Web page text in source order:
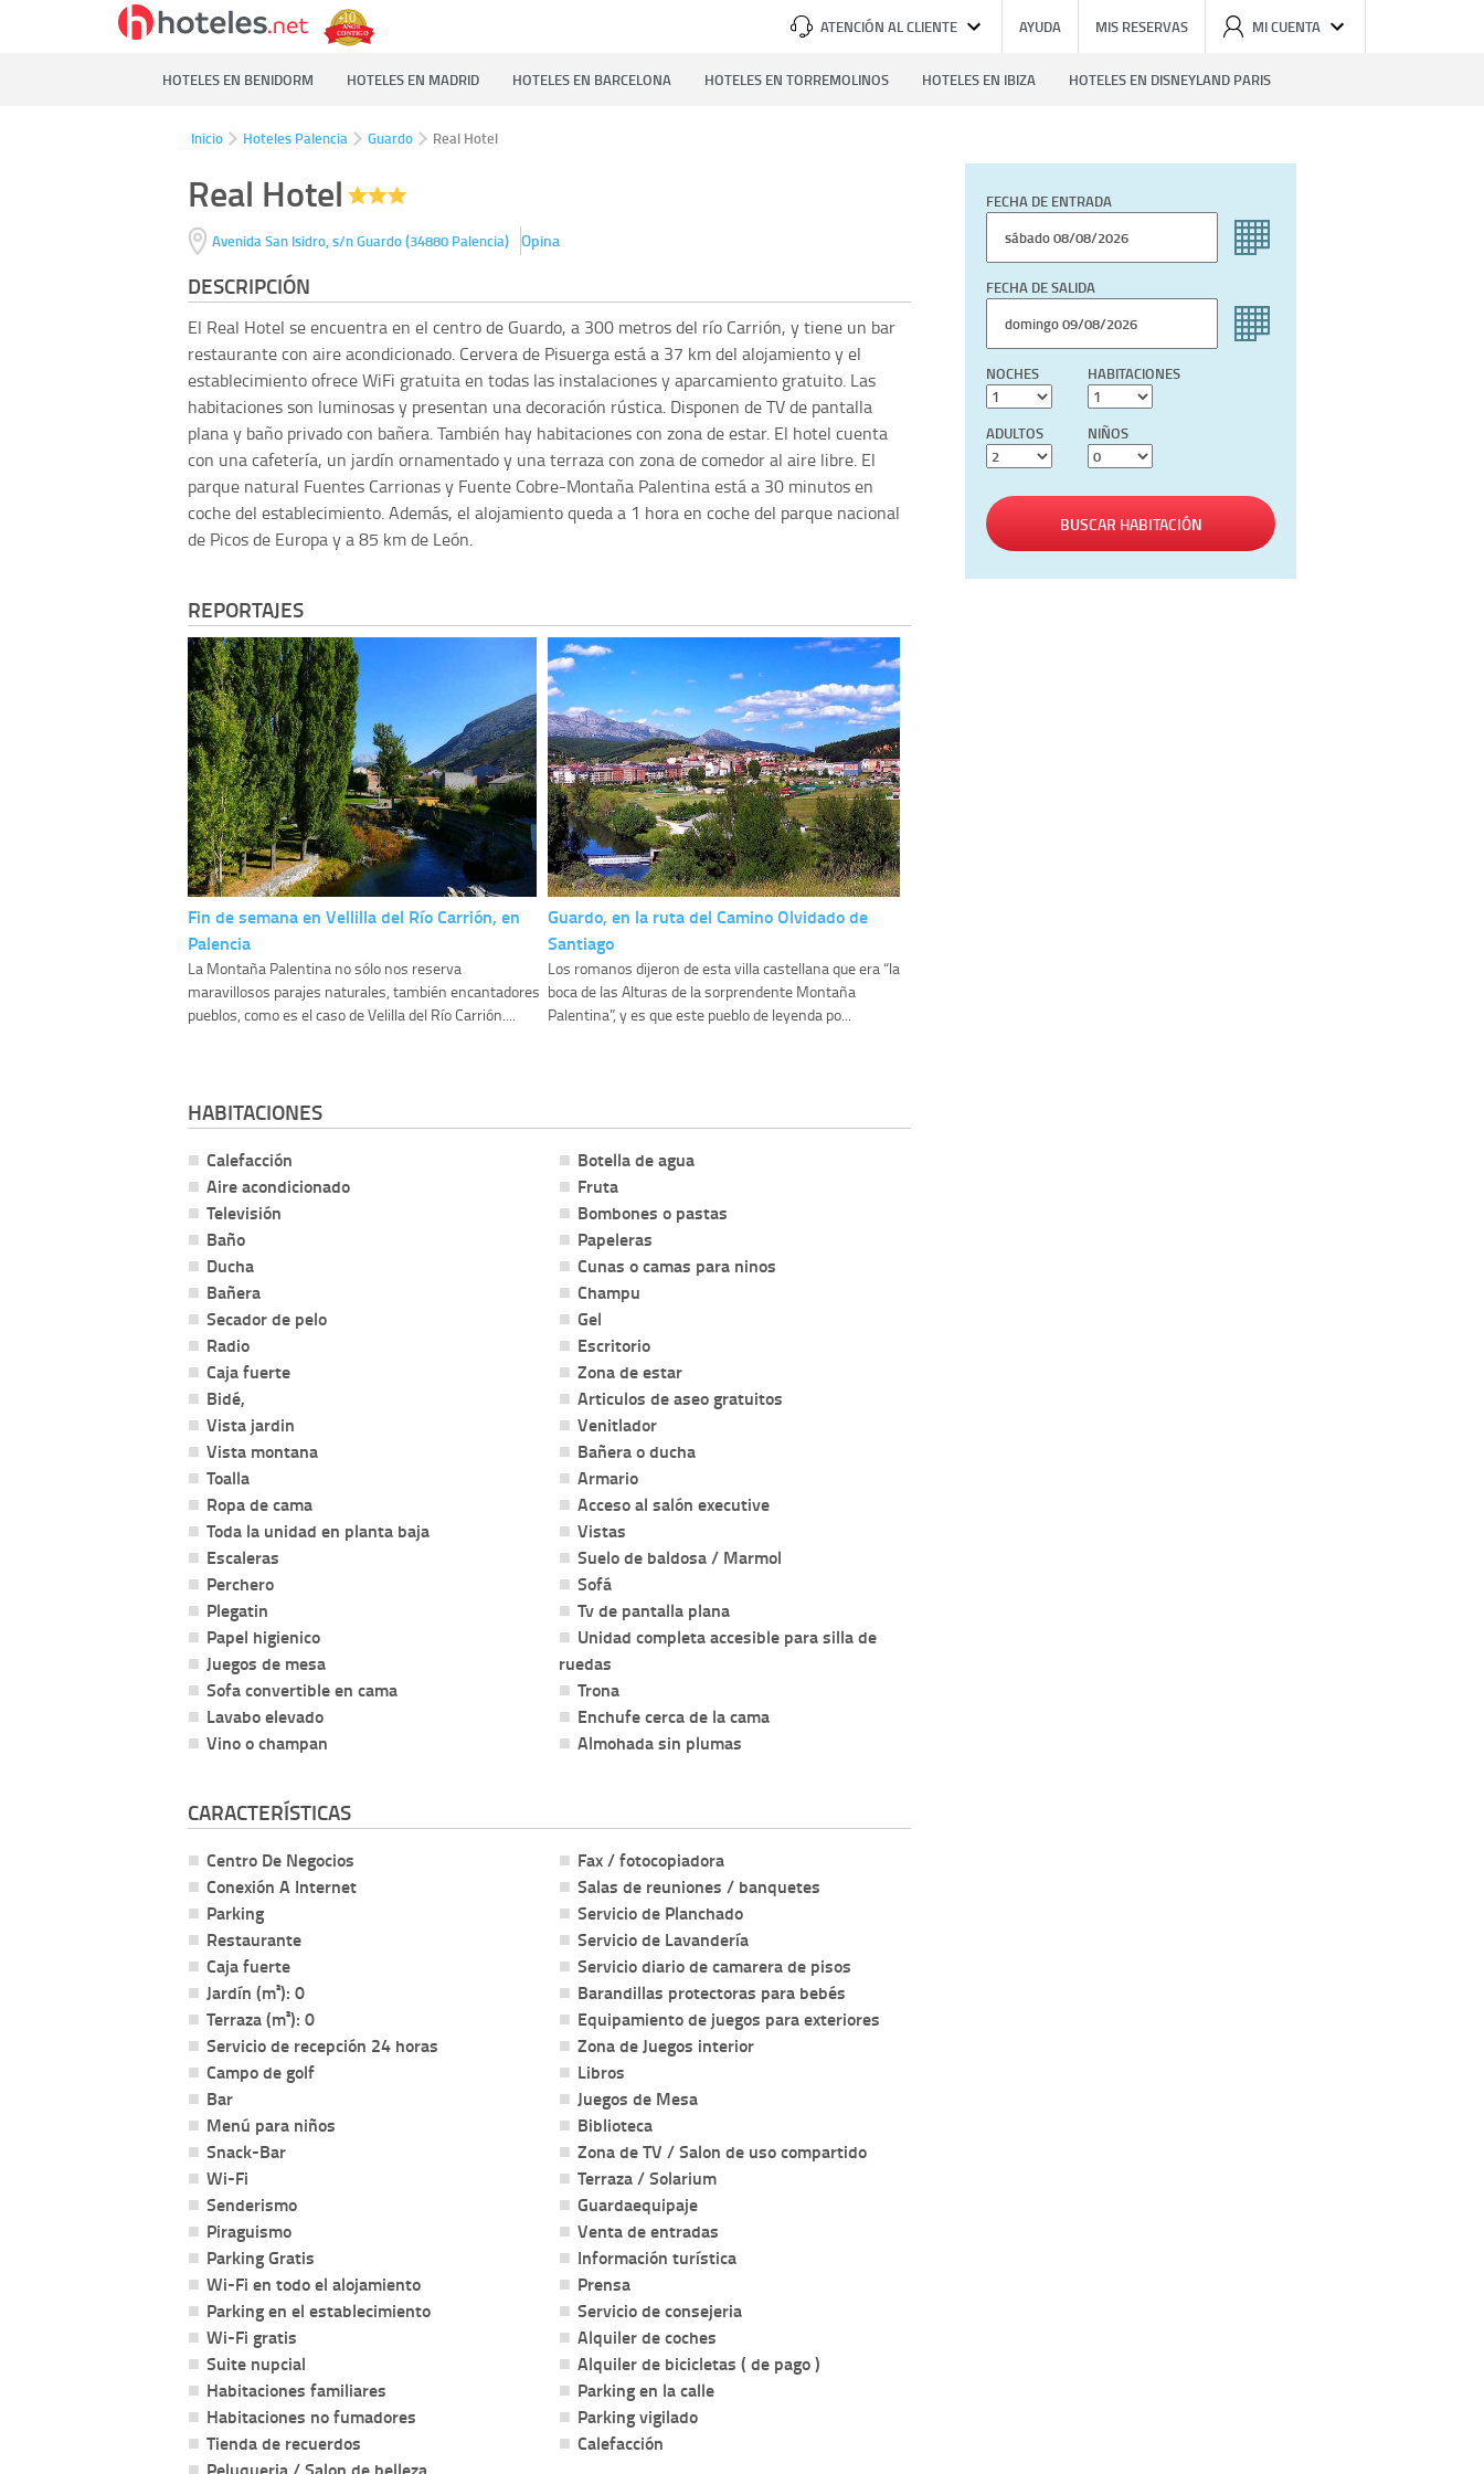
ATENCIÓN AL CLIENTE AYUDA MIS RESERVAS MI CUENTA
HOTELES EN BENIDORM HOTELES EN MADRID HOTELES EN BARCELONA HOTELES EN TORREMOLINOS HOTELES EN IBIZA HOTELES EN DISNEYLAND PARIS
Inicio Hoteles Palencia Guardo Real Hotel
Real Hotel
Avenida San Isidro, s/nGuardo(34880 Palencia) Opina
DESCRIPCIÓN
El Real Hotel se encuentra en el centro de Guardo, a 300 metros del río Carrión, y tiene un bar
restaurante con aire acondicionado. Cervera de Pisuerga está a 37 km del alojamiento y el
establecimiento ofrece WiFi gratuita en todas las instalaciones y aparcamiento gratuito. Las
habitaciones son luminosas y presentan una decoración rústica. Disponen de TV de pantalla
plana y baño privado con bañera. También hay habitaciones con zona de estar. El hotel cuenta
con una cafetería, un jardín ornamentado y una terraza con zona de comedor al aire libre. El
parque natural Fuentes Carrionas y Fuente Cobre-Montaña Palentina está a 30 minutos en
coche del establecimiento. Además, el alojamiento queda a 1 hora en coche del parque nacional
de Picos de Europa y a 85 km de León.
REPORTAJES
Fin de semana en Vellilla del Río Carrión, en
Palencia
La Montaña Palentina no sólo nos reserva
maravillosos parajes naturales, también encantadores
pueblos, como es el caso de Velilla del Río Carrión....
Guardo, en la ruta del Camino Olvidado de
Santiago
Los romanos dijeron de esta villa castellana que era “la
boca de las Alturas de la sorprendente Montaña
Palentina”, y es que este pueblo de leyenda po...
HABITACIONES
Calefacción
Aire acondicionado
Televisión
Baño
Ducha
Bañera
Secador de pelo
Radio
Caja fuerte
Bidé,
Vista jardin
Vista montana
Toalla
Ropa de cama
Toda la unidad en planta baja
Escaleras
Perchero
Plegatin
Papel higienico
Juegos de mesa
Sofa convertible en cama
Lavabo elevado
Vino o champan
Botella de agua
Fruta
Bombones o pastas
Papeleras
Cunas o camas para ninos
Champu
Gel
Escritorio
Zona de estar
Articulos de aseo gratuitos
Venitlador
Bañera o ducha
Armario
Acceso al salón executive
Vistas
Suelo de baldosa / Marmol
Sofá
Tv de pantalla plana
Unidad completa accesible para silla de
ruedas
Trona
Enchufe cerca de la cama
Almohada sin plumas
CARACTERÍSTICAS
Centro De Negocios
Conexión A Internet
Parking
Restaurante
Caja fuerte
Jardín (m²): 0
Terraza (m²): 0
Servicio de recepción 24 horas
Campo de golf
Bar
Menú para niños
Snack-Bar
Wi-Fi
Senderismo
Piraguismo
Parking Gratis
Wi-Fi en todo el alojamiento
Parking en el establecimiento
Wi-Fi gratis
Suite nupcial
Habitaciones familiares
Habitaciones no fumadores
Tienda de recuerdos
Fax / fotocopiadora
Salas de reuniones / banquetes
Servicio de Planchado
Servicio de Lavandería
Servicio diario de camarera de pisos
Barandillas protectoras para bebés
Equipamiento de juegos para exteriores
Zona de Juegos interior
Libros
Juegos de Mesa
Biblioteca
Zona de TV / Salon de uso compartido
Terraza / Solarium
Guardaequipaje
Venta de entradas
Información turística
Prensa
Servicio de consejeria
Alquiler de coches
Alquiler de bicicletas ( de pago )
Parking en la calle
Parking vigilado
Calefacción
FECHA DE ENTRADA
FECHA DE SALIDA
NOCHES HABITACIONES
ADULTOS NIÑOS
BUSCAR HABITACIÓN